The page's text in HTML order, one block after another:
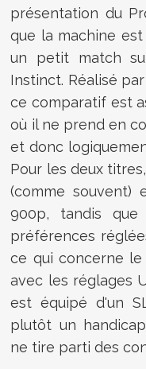
présentation du
que la machine
un petit match
Instinct. Réalisé
ce comparatif est
où il ne prend en
et donc
Pour les deux
(comme souvent)
900p, tandis
préférences
ce qui concerne
avec les réglages
est équipé d'un
plutôt un
ne tire parti des